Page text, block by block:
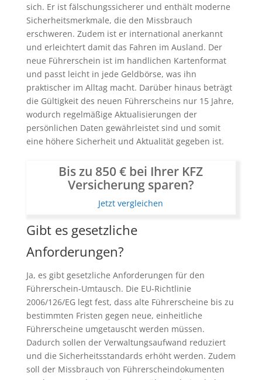
sich. Er ist fälschungssicherer und enthält moderne
Sicherheitsmerkmale, die den Missbrauch
erschweren. Zudem ist er international anerkannt
und erleichtert damit das Fahren im Ausland. Der
neue Führerschein ist im handlichen Kartenformat
und passt leicht in jede Geldbörse, was ihn
praktischer im Alltag macht. Darüber hinaus beträgt
die Gültigkeit des neuen Führerscheins nur 15 Jahre,
wodurch regelmäßige Aktualisierungen der
persönlichen Daten gewährleistet sind und somit
eine höhere Sicherheit und Aktualität gegeben ist.
Bis zu 850 € bei Ihrer KFZ
Versicherung sparen?
Jetzt vergleichen
Gibt es gesetzliche
Anforderungen?
Ja, es gibt gesetzliche Anforderungen für den
Führerschein-Umtausch. Die EU-Richtlinie
2006/126/EG legt fest, dass alte Führerscheine bis zu
bestimmten Fristen gegen neue, einheitliche
Führerscheine umgetauscht werden müssen.
Dadurch sollen der Verwaltungsaufwand reduziert
und die Sicherheitsstandards erhöht werden. Zudem
soll der Missbrauch von Führerscheindokumenten